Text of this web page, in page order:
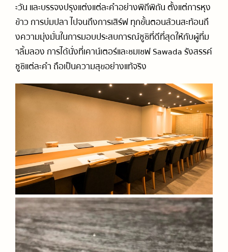
ะวัน และบรรจงปรุงแต่งแต่ละคำอย่างพิถีพิถัน ตั้งแต่การหุง
ข้าว การบ่มปลา ไปจนถึงการเสิร์ฟ ทุกขั้นตอนล้วนสะท้อนถึ
งความมุ่งมั่นในการมอบประสบการณ์ซูชิที่ดีที่สุดให้กับผู้ที่ม
าลิ้มลอง การได้นั่งที่เคาน์เตอร์และชมเชฟ Sawada รังสรรค์
ซูชิแต่ละคำ ถือเป็นความสุขอย่างแท้จริง